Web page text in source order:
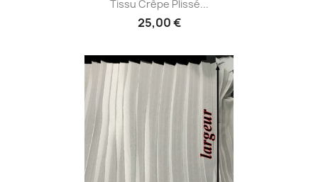
Tissu Crêpe Plissé...
25,00 €